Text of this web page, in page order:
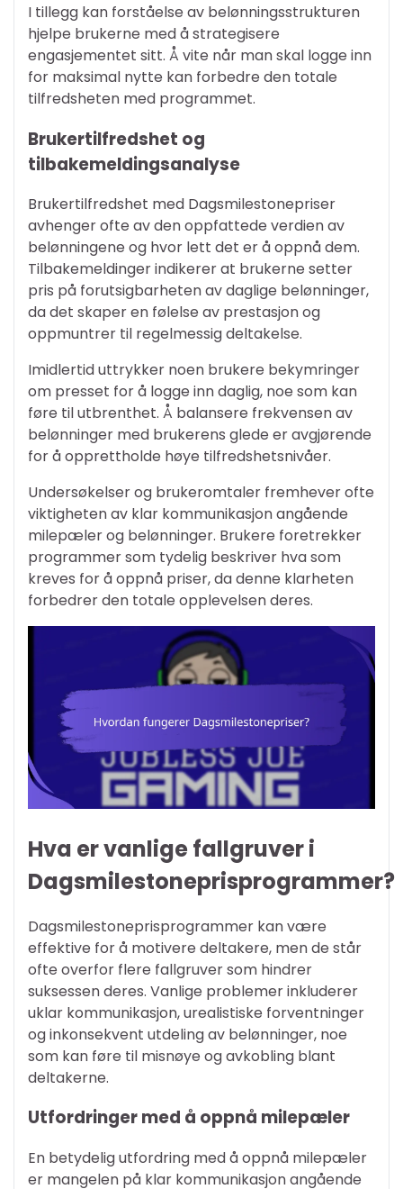
I tillegg kan forståelse av belønningsstrukturen
hjelpe brukerne med å strategisere
engasjementet sitt. Å vite når man skal logge inn
for maksimal nytte kan forbedre den totale
tilfredsheten med programmet.
Brukertilfredshet og
tilbakemeldingsanalyse
Brukertilfredshet med Dagsmilestonepriser
avhenger ofte av den oppfattede verdien av
belønningene og hvor lett det er å oppnå dem.
Tilbakemeldinger indikerer at brukerne setter
pris på forutsigbarheten av daglige belønninger,
da det skaper en følelse av prestasjon og
oppmuntrer til regelmessig deltakelse.
Imidlertid uttrykker noen brukere bekymringer
om presset for å logge inn daglig, noe som kan
føre til utbrenthet. Å balansere frekvensen av
belønninger med brukerens glede er avgjørende
for å opprettholde høye tilfredshetsnivåer.
Undersøkelser og brukeromtaler fremhever ofte
viktigheten av klar kommunikasjon angående
milepæler og belønninger. Brukere foretrekker
programmer som tydelig beskriver hva som
kreves for å oppnå priser, da denne klarheten
forbedrer den totale opplevelsen deres.
Hva er vanlige fallgruver i
Dagsmilestoneprisprogrammer?
Dagsmilestoneprisprogrammer kan være
effektive for å motivere deltakere, men de står
ofte overfor flere fallgruver som hindrer
suksessen deres. Vanlige problemer inkluderer
uklar kommunikasjon, urealistiske forventninger
og inkonsekvent utdeling av belønninger, noe
som kan føre til misnøye og avkobling blant
deltakerne.
Utfordringer med å oppnå milepæler
En betydelig utfordring med å oppnå milepæler
er mangelen på klar kommunikasjon angående